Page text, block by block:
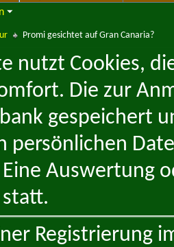
Promi gesichtet auf Gran Canaria?
nutzt Cookies,
Die zur
gespeichert
persönlichen
Auswertung
Registrierung